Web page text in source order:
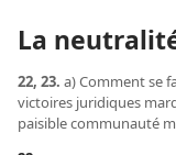
La
22, 23. a) Comment se
victoires juridiques
paisible communauté